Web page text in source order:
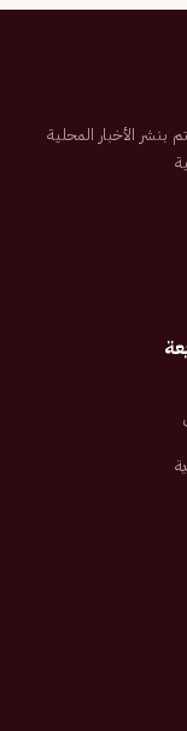
سعودية تم تأسيسها عام 2007م تهتم بنشر الأخبار المحلية